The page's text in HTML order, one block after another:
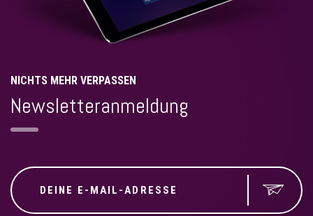
NICHTS MEHR VERPASSEN
Newsletteranmeldung